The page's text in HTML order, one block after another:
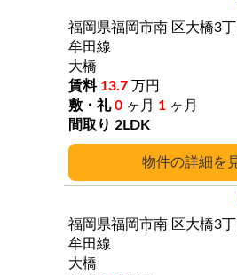
詳細
福岡県福岡市南 区大橋3丁
牟田線
大橋
13.7 万円
0 ヶ月 1 ヶ月
2LDK
福岡県福岡市南 区大橋3丁
牟田線
大橋